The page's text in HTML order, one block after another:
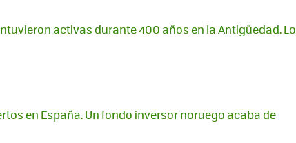
activas durante 400 años en la Antigüedad. Lo
en España. Un fondo inversor noruego acaba de